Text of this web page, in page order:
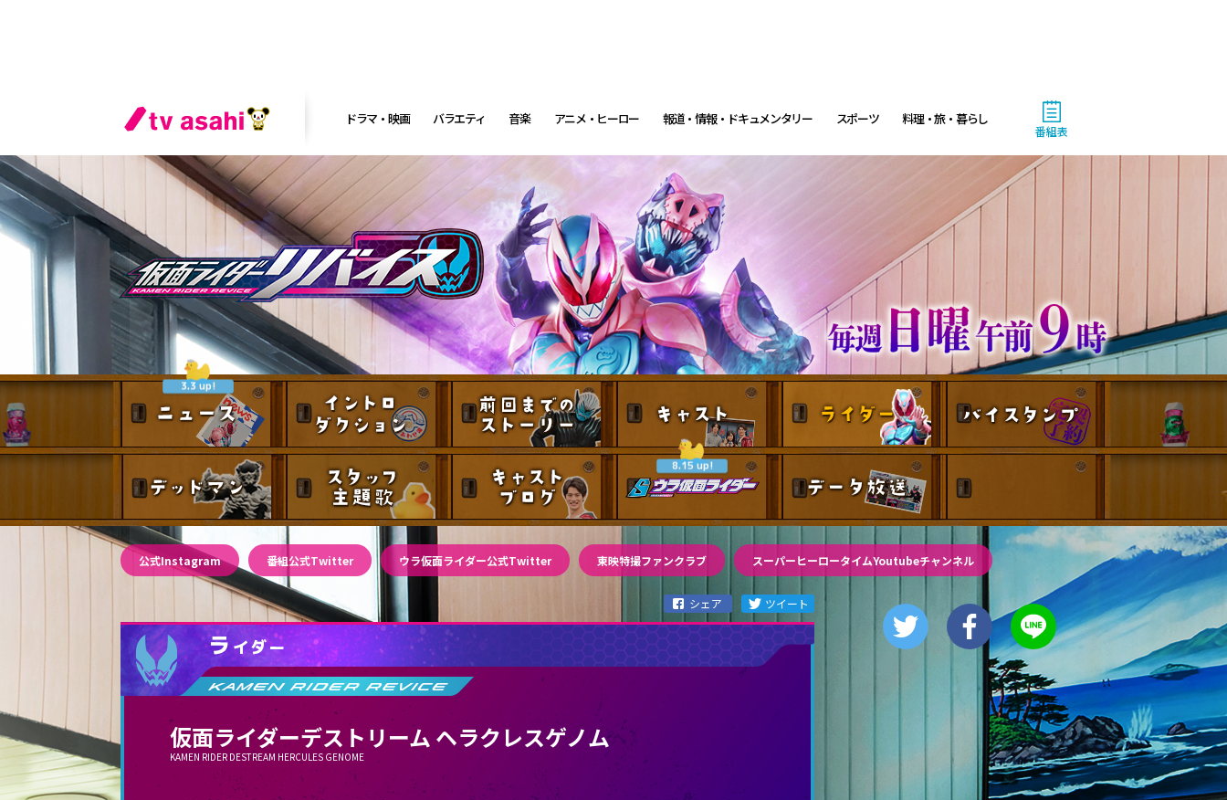
ドラマ・映画 バラエティ 音楽 アニメ・ヒーロー 報道・情報・ドキュメンタリー スポーツ 料理・旅・暮らし
番組表
ニュース
3.3 up! イントロダクション 前回までのストーリーキャスト ライダー バイスタンプ
デッドマン スタッフ・主題歌 キャストブログ ウラ仮面ライダー
8.15 up!
データ放送
公式Instagram 番組公式Twitter ウラ仮面ライダー公式Twitter 東映特撮ファンクラブ スーパーヒーロータイムYoutubeチャンネル
仮面ライダーデストリーム ヘラクレスゲノム
KAMEN RIDER DESTREAM HERCULES GENOME
おはよう!時代劇 暴れん坊将
軍9 #18
グッド!モーニング
あさ 8:00
羽鳥慎一モーニングショー
午前 9:55
有働由美子の健康案内人! 夏
こそ気をつけたい腰痛!ぎっく
り腰の予防&対策
午前 10:10
じゅん散歩
午前 10:40
大下容子ワイド!スクランブル
午後 1:00
徹子の部屋 高橋文哉
1:30
DAIGOも台所 ～きょうの献
立 何にする?～ 今日はハム
の日!ごちそうに変身